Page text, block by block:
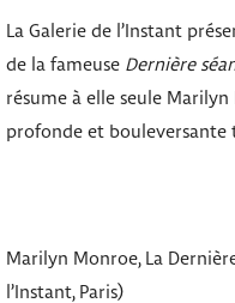
La Galerie de l’Instant
de la fameuse Dernière
résume à elle seule
profonde et bouleversante
Marilyn Monroe, La
l’Instant, Paris)